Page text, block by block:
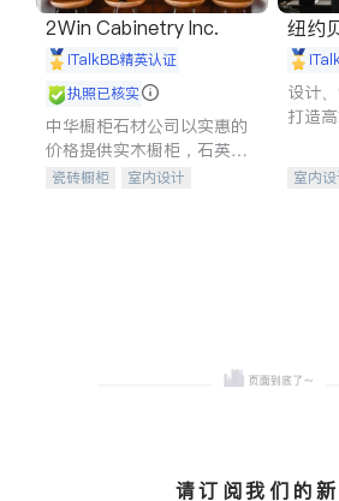
2Win Cabinetry Inc.
iTalkBB精英认证
执照已核实
中华橱柜石材公司以实惠的
价格提供实木橱柜，石英石
台面，多种优质不锈钢水
瓷砖橱柜
室内设计
纽约贝
A
设计
打造
室内
请订阅我们的